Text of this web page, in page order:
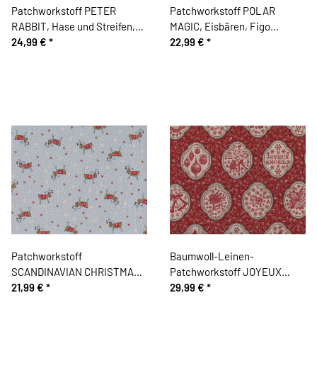
Patchworkstoff PETER
RABBIT, Hase und Streifen,
weiß, Beatrix Potter
24,99 € *
Patchworkstoff POLAR
MAGIC, Eisbären, Figo
Fabrics
22,99 € *
Patchworkstoff
SCANDINAVIAN CHRISTMAS
II, Rentiere, eisblau, Lecien
21,99 € *
Baumwoll-Leinen-
Patchworkstoff JOYEUX
NOEL LINEN,
29,99 € *